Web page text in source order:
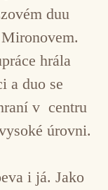
duu
hrála
a duo se
v centru
úrovni.
i já. Jako